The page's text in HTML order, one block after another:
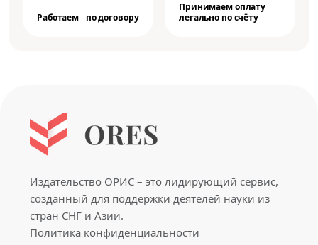
Работаем по договору
Принимаем оплату
легально по счёту
Издательство ОРИС – это лидирующий сервис,
созданный для поддержки деятелей науки из
стран СНГ и Азии.
Политика конфиденциальности